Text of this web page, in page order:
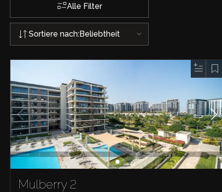
Alle Filter
Sortiere nach:Beliebtheit
Mulberry 2